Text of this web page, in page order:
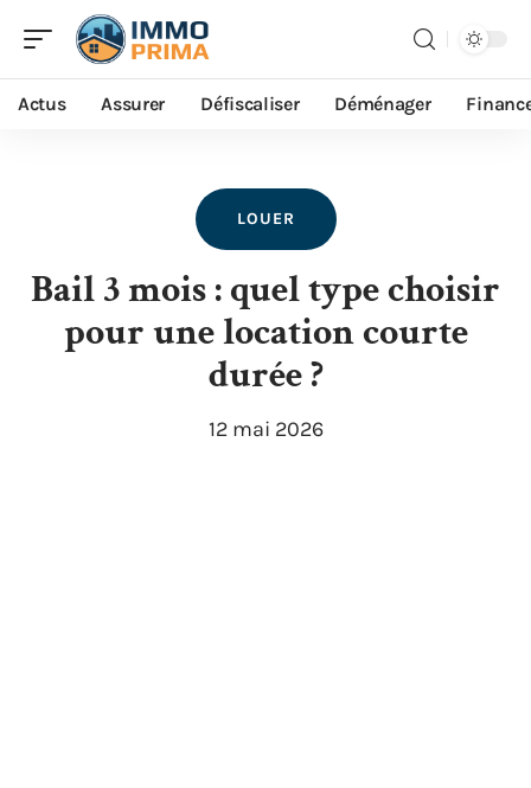
Actus Assurer Défiscaliser Déménager
LOUER
Bail 3 mois : quel type choisir
pour une location courte
durée ?
12 mai 2026